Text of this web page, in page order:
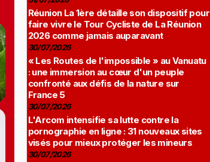
Réunion La 1ère détaille son dispositif pour
faire vivre le Tour Cycliste de La Réunion
2026 comme jamais auparavant
30/07/2026
« Les Routes de l'impossible » au Vanuatu
: une immersion au cœur d'un peuple
confronté aux défis de la nature sur
France 5
30/07/2026
L'Arcom intensifie sa lutte contre la
pornographie en ligne : 31 nouveaux sites
visés pour mieux protéger les mineurs
30/07/2026